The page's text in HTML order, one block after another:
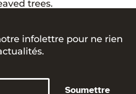
infolettre pour ne rien